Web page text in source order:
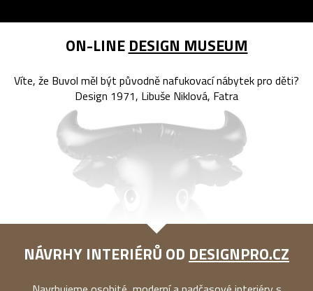
ON-LINE DESIGN MUSEUM
Víte, že Buvol měl být původně nafukovací nábytek pro děti?
Design 1971, Libuše Niklová, Fatra
NÁVRHY INTERIÉRŮ OD DESIGNPRO.CZ